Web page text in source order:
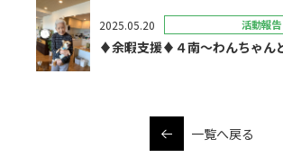
2025.05.20 活動報告
♦余暇支援♦４南～わんちゃん
一覧へ戻る